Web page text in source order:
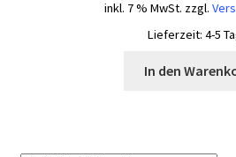
inkl. 7 % MwSt. zzgl.
Lieferzeit: 4-5
In den